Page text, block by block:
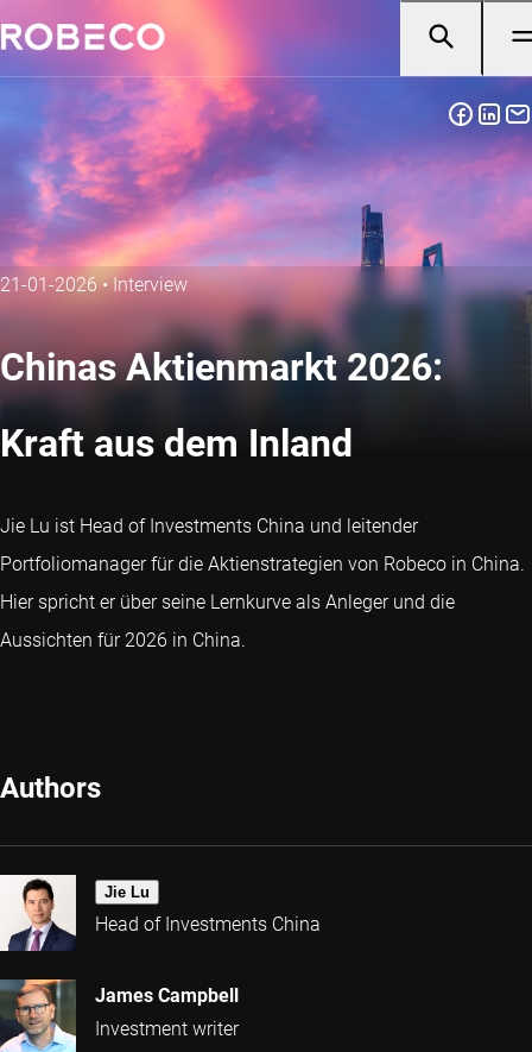
21-01-2026•Interview
Chinas Aktienmarkt 2026:
Kraft aus dem Inland
Jie Lu ist Head of Investments China und leitender
Portfoliomanager für die Aktienstrategien von Robeco in China.
Hier spricht er über seine Lernkurve als Anleger und die
Aussichten für 2026 in China.
Authors
Jie Lu
Head of Investments China
James Campbell
Investment writer